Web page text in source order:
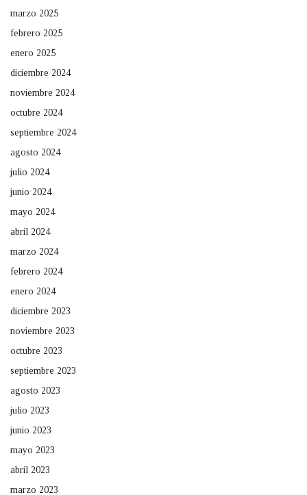
marzo 2025
febrero 2025
enero 2025
diciembre 2024
noviembre 2024
octubre 2024
septiembre 2024
agosto 2024
julio 2024
junio 2024
mayo 2024
abril 2024
marzo 2024
febrero 2024
enero 2024
diciembre 2023
noviembre 2023
octubre 2023
septiembre 2023
agosto 2023
julio 2023
junio 2023
mayo 2023
abril 2023
marzo 2023